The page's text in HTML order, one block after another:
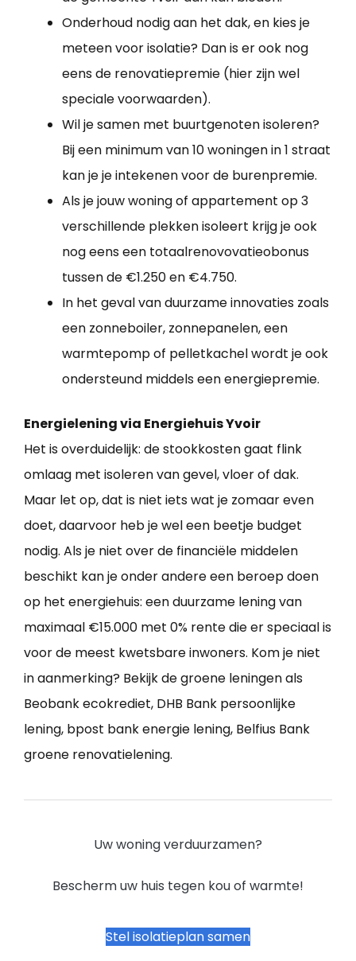
Onderhoud nodig aan het dak, en kies je
meteen voor isolatie? Dan is er ook nog
eens de renovatiepremie (hier zijn wel
speciale voorwaarden).
Wil je samen met buurtgenoten isoleren?
Bij een minimum van 10 woningen in 1 straat
kan je je intekenen voor de burenpremie.
Als je jouw woning of appartement op 3
verschillende plekken isoleert krijg je ook
nog eens een totaalrenovovatieobonus
tussen de €1.250 en €4.750.
In het geval van duurzame innovaties zoals
een zonneboiler, zonnepanelen, een
warmtepomp of pelletkachel wordt je ook
ondersteund middels een energiepremie.
Energielening via Energiehuis Yvoir
Het is overduidelijk: de stookkosten gaat flink
omlaag met isoleren van gevel, vloer of dak.
Maar let op, dat is niet iets wat je zomaar even
doet, daarvoor heb je wel een beetje budget
nodig. Als je niet over de financiële middelen
beschikt kan je onder andere een beroep doen
op het energiehuis: een duurzame lening van
maximaal €15.000 met 0% rente die er speciaal is
voor de meest kwetsbare inwoners. Kom je niet
in aanmerking? Bekijk de groene leningen als
Beobank ecokrediet, DHB Bank persoonlijke
lening, bpost bank energie lening, Belfius Bank
groene renovatielening.
Uw woning verduurzamen?
Bescherm uw huis tegen kou of warmte!
Stel isolatieplan samen